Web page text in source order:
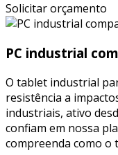
Solicitar orçamento
PC industrial
O tablet industrial
resistência a
industriais, ativo
confiam em nossa
compreenda como o